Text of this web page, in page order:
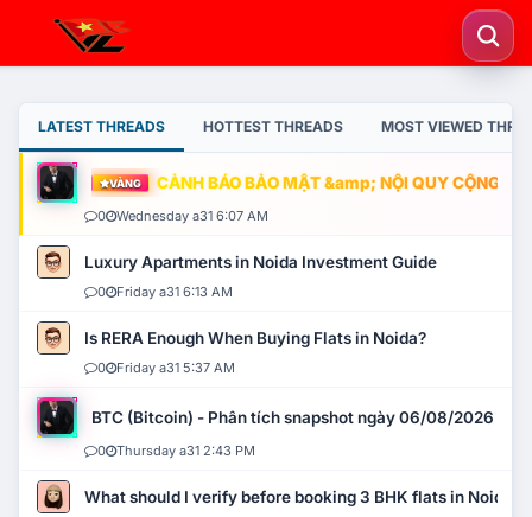
LATEST THREADS HOTTEST THREADS MOST VIEWED
VÀNG CẢNH BÁO BẢO MẬT &amp; NỘI QUY CỘNG
0 Wednesday a31 6:07 AM
Luxury Apartments in Noida Investment Guide
0 Friday a31 6:13 AM
Is RERA Enough When Buying Flats in Noida?
0 Friday a31 5:37 AM
BTC (Bitcoin) - Phân tích snapshot ngày 06/08/2026
0 Thursday a31 2:43 PM
What should I verify before booking 3 BHK flats in Noida?